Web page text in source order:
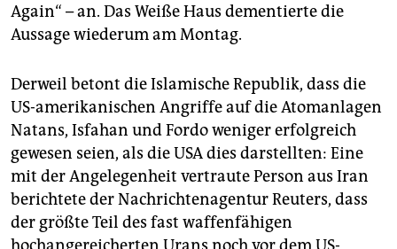
Again“ – an. Das Weiße Haus dementierte die
Aussage wiederum am Montag.
Derweil betont die Islamische Republik, dass die
US-amerikanischen Angriffe auf die Atomanlagen
Natans, Isfahan und Fordo weniger erfolgreich
gewesen seien, als die USA dies darstellten: Eine
mit der Angelegenheit vertraute Person aus Iran
berichtete der Nachrichtenagentur Reuters, dass
der größte Teil des fast waffenfähigen